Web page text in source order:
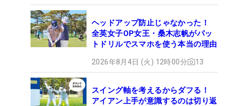
ヘッドアップ防止じゃなかった！
全英女子OP女王・桑木志帆がパッ
トドリルでスマホを使う本当の理由
2026年8月4日 (火) 12時00分 13
スイング軸を考えるからダフる！
アイアン上手が意識するのは切り返